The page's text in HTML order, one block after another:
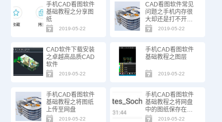
手机CAD看图软件
基础教程之分享图
纸
2019-05-22
CAD看图软件常见
问题之手机内存很
大却还是打不开图
纸
2019-05-22
CAD软件下载安装
之卓越高品质CAD
软件
2019-05-22
手机CAD看图软件
基础教程之图层
2019-05-22
手机CAD看图软件
基础教程之将图纸
上传至网盘
2019-05-22
手机CAD看图软件
基础教程之将网盘
中的图纸保存在本
地
2019-05-22